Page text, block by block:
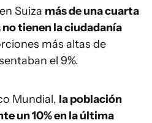
Suiza más de una cuarta
tienen la ciudadanía
más altas de
el 9%.
Mundial, la población
un 10% en la última